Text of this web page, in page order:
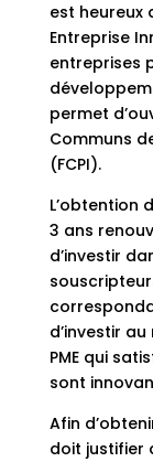
est heureux
Entreprise
entreprises
permet
Communs
(FCPI).
L’obtention
3 ans
d’investir
d’investir
PME qui
sont
Afin
doit justifier